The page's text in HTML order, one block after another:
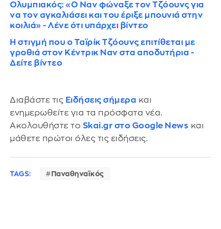
Ολυμπιακός: «Ο Ναν φώναξε τον Τζόουνς για
να τον αγκαλιάσει και του έριξε μπουνιά στην
κοιλιά» - Λένε ότι υπάρχει βίντεο
Η στιγμή που ο Ταϊρίκ Τζόουνς επιτίθεται με
γροθιά στον Κέντρικ Ναν στα αποδυτήρια -
Δείτε βίντεο
Διαβάστε τις Ειδήσεις σήμερα και
ενημερωθείτε για τα πρόσφατα νέα.
Ακολουθήστε το Skai.gr στο Google News και
μάθετε πρώτοι όλες τις ειδήσεις.
TAGS: Παναθηναϊκός